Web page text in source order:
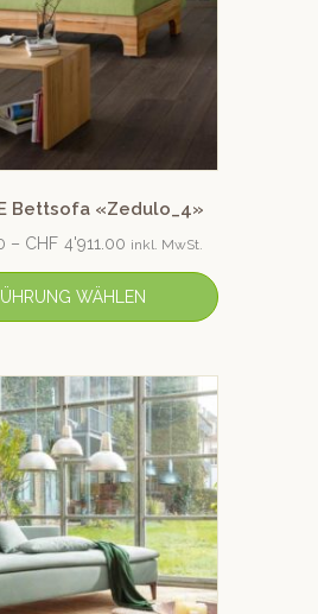
Bettsofa «Zedulo_4»
– CHF 4'911.00 inkl. MwSt.
WÄHLEN